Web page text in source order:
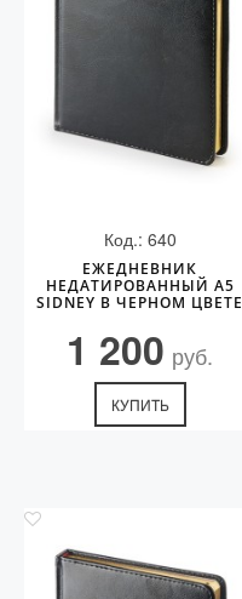
Код.: 640
ЕЖЕДНЕВНИК
НЕДАТИРОВАННЫЙ А5
SIDNEY В ЧЕРНОМ ЦВЕТЕ
1 200 руб.
КУПИТЬ
С золотым пером
Запчасти